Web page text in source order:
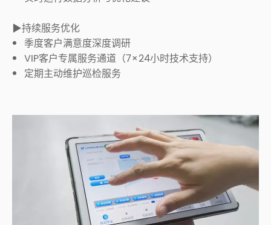
▶持续服务优化
季度客户满意度深度调研
VIP客户专属服务通道（7×24小时技术支持）
定期主动维护巡检服务